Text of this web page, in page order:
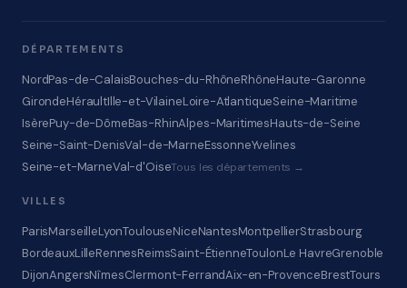
DÉPARTEMENTS
NordPas-de-CalaisBouches-du-RhôneRhôneHaute-Garonne
GirondeHéraultIlle-et-VilaineLoire-AtlantiqueSeine-Maritime
IsèrePuy-de-DômeBas-RhinAlpes-MaritimesHauts-de-Seine
Seine-Saint-DenisVal-de-MarneEssonneYvelines
Seine-et-MarneVal-d'OiseTous les départements →
VILLES
ParisMarseilleLyonToulouseNiceNantesMontpellierStrasbourg
BordeauxLilleRennesReimsSaint-ÉtienneToulonLe HavreGrenoble
DijonAngersNîmesClermont-FerrandAix-en-ProvenceBrestTours